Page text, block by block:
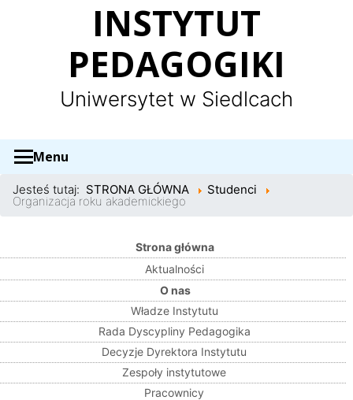
Panel zarządzania plikami cookies
INSTYTUT
PEDAGOGIKI
Uniwersytet w Siedlcach
Menu
Jesteś tutaj: STRONA GŁÓWNA Studenci
Organizacja roku akademickiego
Strona główna
Aktualności
O nas
Władze Instytutu
Rada Dyscypliny Pedagogika
Decyzje Dyrektora Instytutu
Zespoły instytutowe
Pracownicy